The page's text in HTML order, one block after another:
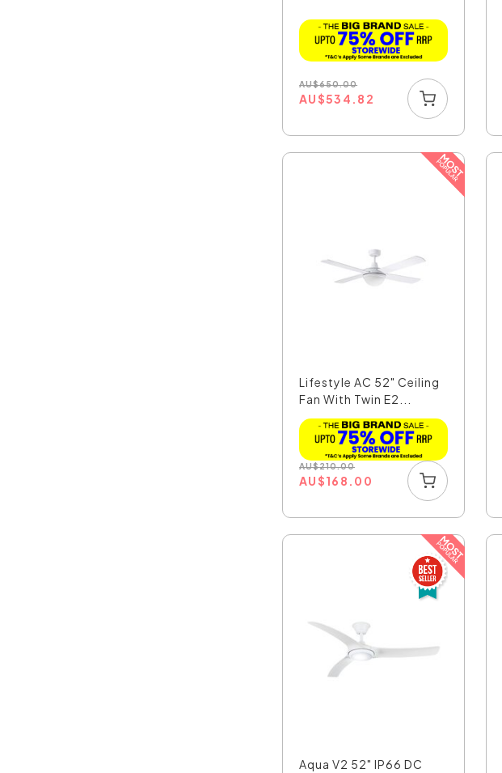
AU$650.00
AU$534.82
Lifestyle AC 52" Ceiling
Fan With Twin E2...
AU$210.00
AU$168.00
Aqua V2 52" IP66 DC